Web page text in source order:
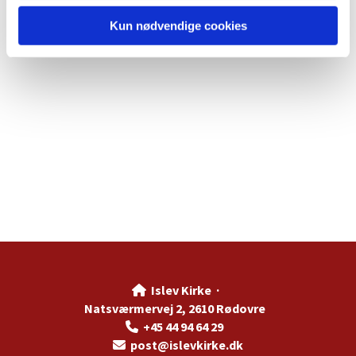
Kun nødvendige cookies
 Islev Kirke ·
Natsværmervej 2, 2610 Rødovre
 +45 44 94 64 29
 post@islevkirke.dk